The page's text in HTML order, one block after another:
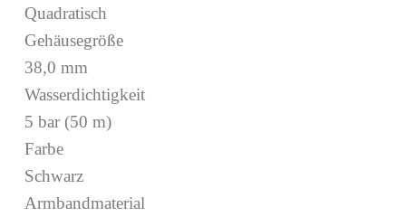
Quadratisch
Gehäusegröße
38,0 mm
Wasserdichtigkeit
5 bar (50 m)
Farbe
Schwarz
Armbandmaterial